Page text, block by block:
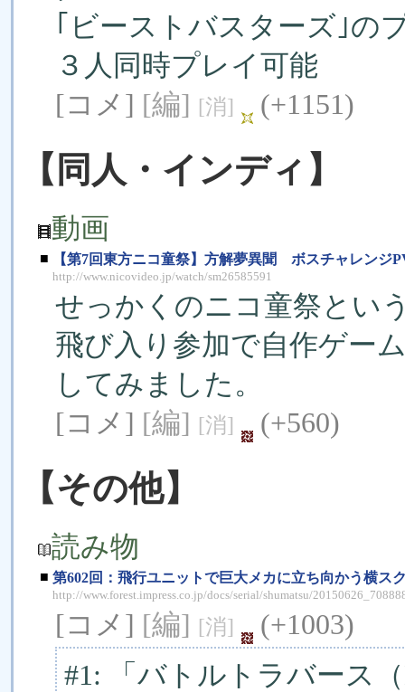
｢ビーストバスターズ｣の
３人同時プレイ可能
[コメ] [編] [消] (+1151)
【同人・インディ】
動画
■ 【第7回東方ニコ童祭】方解夢異聞 ボスチャレンジ
http://www.nicovideo.jp/watch/sm26585591
せっかくのニコ童祭とい
飛び入り参加で自作ゲー
してみました。
[コメ] [編] [消] (+560)
【その他】
読み物
■ 第602回：飛行ユニットで巨大メカに立ち向かう横ス
http://www.forest.impress.co.jp/docs/serial/shumatsu/
[コメ] [編] [消]
(+1003)
#1: 「バトルトラバース